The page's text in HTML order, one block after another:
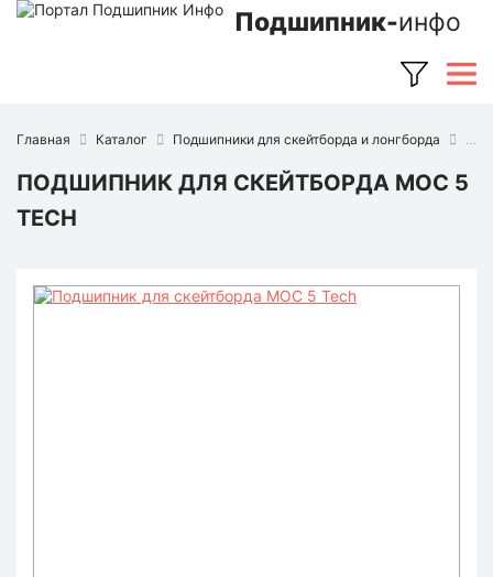
Подшипник-инфо
Главная Каталог Подшипники для скейтборда и лонгборда
ПОДШИПНИК ДЛЯ СКЕЙТБОРДА MOC 5
TECH